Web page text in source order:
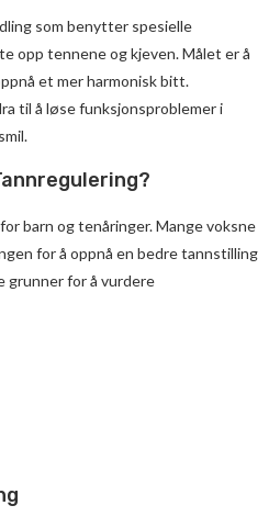
som benytter spesielle
opp tennene og kjeven. Målet er å
et mer harmonisk bitt.
til å løse funksjonsproblemer i
barn og tenåringer. Mange voksne
for å oppnå en bedre tannstilling
grunner for å vurdere